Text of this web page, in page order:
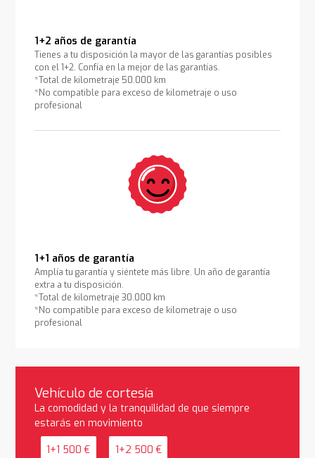
1+2 años de garantía
Tienes a tu disposición la mayor de las garantías posibles
con el 1+2. Confía en la mejor de las garantías.
*Total de kilometraje 50.000 km
*No compatible para exceso de kilometraje o uso
profesional
1+1 años de garantía
Amplía tu garantía y siéntete más libre. Un año de garantía
extra a tu disposición.
*Total de kilometraje 30.000 km
*No compatible para exceso de kilometraje o uso
profesional
Vehículo de cortesía
La comodidad y la tranquilidad de que siempre
estarás en movimiento
1+1 500 € 1+2 500 €